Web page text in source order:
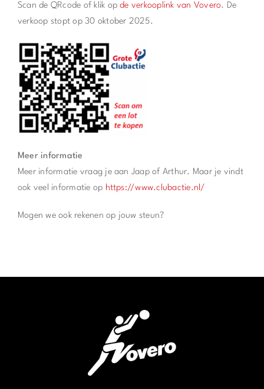
Scan de QRcode of klik opde verkooplink van Vovero. De
verkoop stopt op 30 oktober 2025.
Meer informatie
Meer informatie vraag je aan Jaap of Arthur. Maar je vindt
ook veel informatie op https://www.clubactie.nl/
Mogen we ook rekenen op jouw steun?